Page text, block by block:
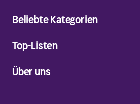
Über uns
Beliebte Kategorien
Top-Listen